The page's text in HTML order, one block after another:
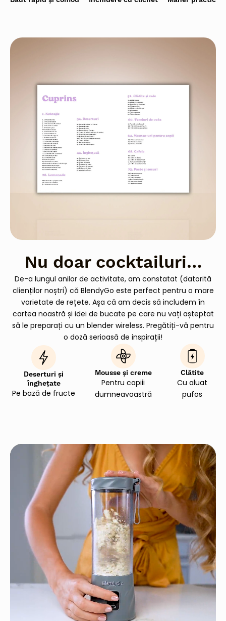
Nu doar cocktailuri…
De-a lungul anilor de activitate, am constatat (datorită
clienților noștri) că BlendyGo este perfect pentru o mare
varietate de rețete. Așa că am decis să includem în
cartea noastră și idei de bucate pe care nu vați așteptat
să le preparați cu un blender wireless. Pregătiți-vă pentru
o doză serioasă de inspirații!
Deserturi și
înghețate
Pe bază de fructe
Mousse și creme
Pentru copiii
dumneavoastră
Clătite
Cu aluat
pufos